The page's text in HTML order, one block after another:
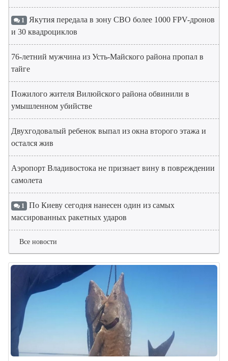
1 Якутия передала в зону СВО более 1000 FPV-дронов
и 30 квадроциклов
76-летний мужчина из Усть-Майского района пропал в
тайге
Пожилого жителя Вилюйского района обвинили в
умышленном убийстве
Двухгодовалый ребенок выпал из окна второго этажа и
остался жив
Аэропорт Владивостока не признает вину в повреждении
самолета
1 По Киеву сегодня нанесен один из самых
массированных ракетных ударов
Все новости